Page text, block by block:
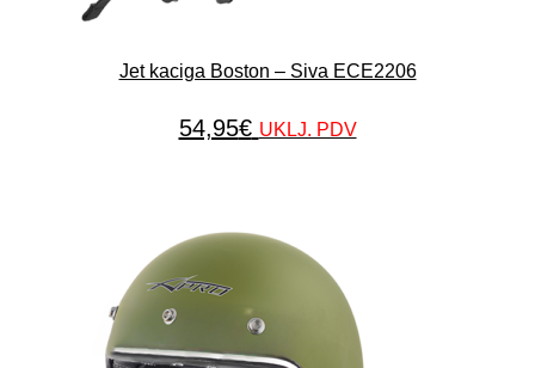
Jet kaciga Boston – Siva ECE2206
54,95€ UKLJ. PDV